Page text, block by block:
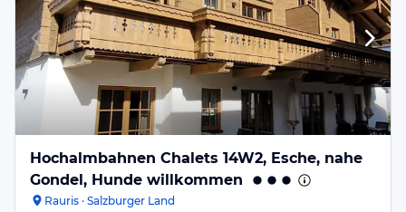
Hochalmbahnen Chalets 14W2, Esche, nahe
Gondel, Hunde willkommen
Rauris · Salzburger Land